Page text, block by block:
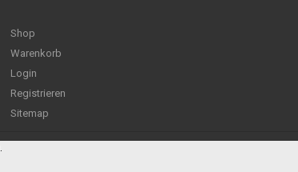
Shop
Warenkorb
Login
Registrieren
Sitemap